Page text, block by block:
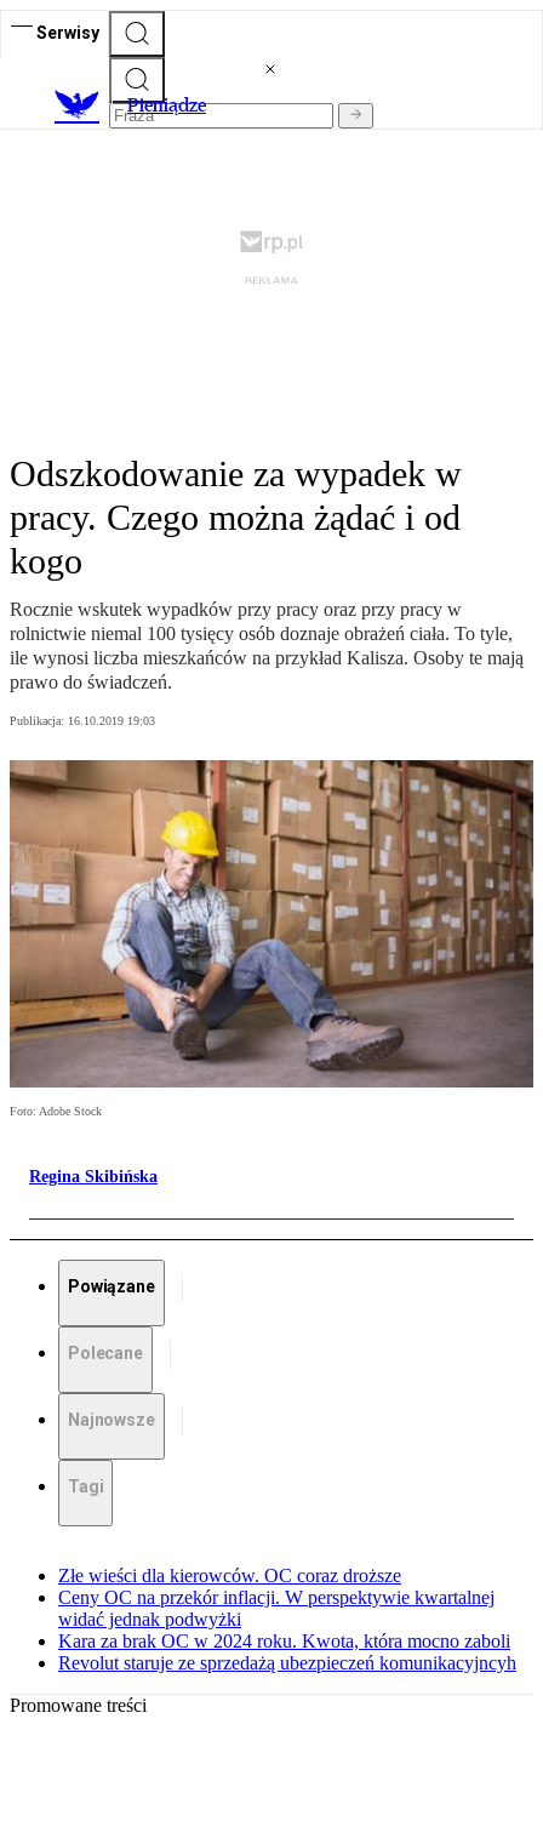
Serwisy
Pieniądze
Odszkodowanie za wypadek w
pracy. Czego można żądać i od
kogo
Rocznie wskutek wypadków przy pracy oraz przy pracy w
rolnictwie niemal 100 tysięcy osób doznaje obrażeń ciała. To tyle,
ile wynosi liczba mieszkańców na przykład Kalisza. Osoby te mają
prawo do świadczeń.
Publikacja: 16.10.2019 19:03
Foto: Adobe Stock
Regina Skibińska
Powiązane
Polecane
Najnowsze
Tagi
Złe wieści dla kierowców. OC coraz droższe
Ceny OC na przekór inflacji. W perspektywie kwartalnej
widać jednak podwyżki
Kara za brak OC w 2024 roku. Kwota, która mocno zaboli
Revolut staruje ze sprzedażą ubezpieczeń komunikacyjncyh
Promowane treści